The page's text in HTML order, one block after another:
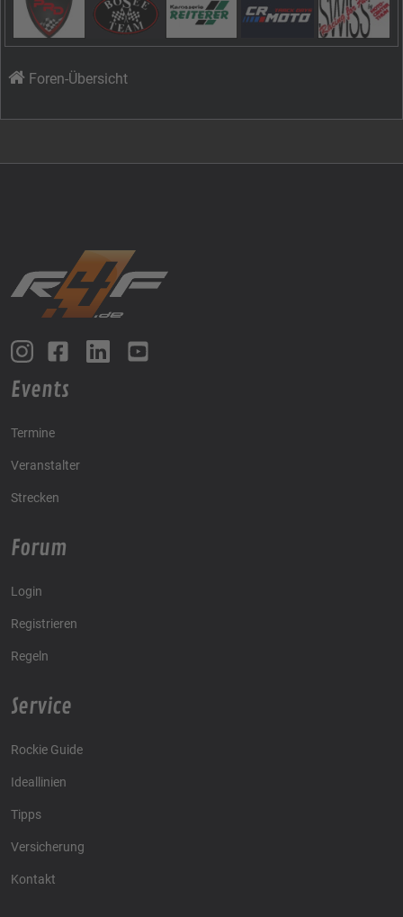
Foren-Übersicht
Events
Termine
Veranstalter
Strecken
Forum
Login
Registrieren
Regeln
Service
Rockie Guide
Ideallinien
Tipps
Versicherung
Kontakt